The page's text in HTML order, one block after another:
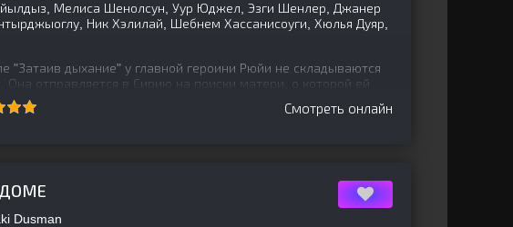
Мелиса Шенолсун, Уур Юджел, Эзги Шенлер, Джанер
Ник Хэлилай, Шебнем Хассанисоуги, Хюлья Дуяр,
"Затаив дыхание" у главной героини Рюйи не складываются
Она отправляется в Сирию на поиски матери, о которой ей
человек. Юсуф
Смотреть онлайн
Dusman